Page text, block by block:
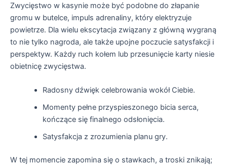
Zwycięstwo w kasynie może być podobne do złapanie
gromu w butelce, impuls adrenaliny, który elektryzuje
powietrze. Dla wielu ekscytacja związany z główną wygraną
to nie tylko nagroda, ale także upojne poczucie satysfakcji i
perspektyw. Każdy ruch kołem lub przesunięcie karty niesie
obietnicę zwycięstwa.
Radosny dźwięk celebrowania wokół Ciebie.
Momenty pełne przyspieszonego bicia serca,
kończące się finalnego odsłonięcia.
Satysfakcja z zrozumienia planu gry.
W tej momencie zapomina się o stawkach, a troski znikają;